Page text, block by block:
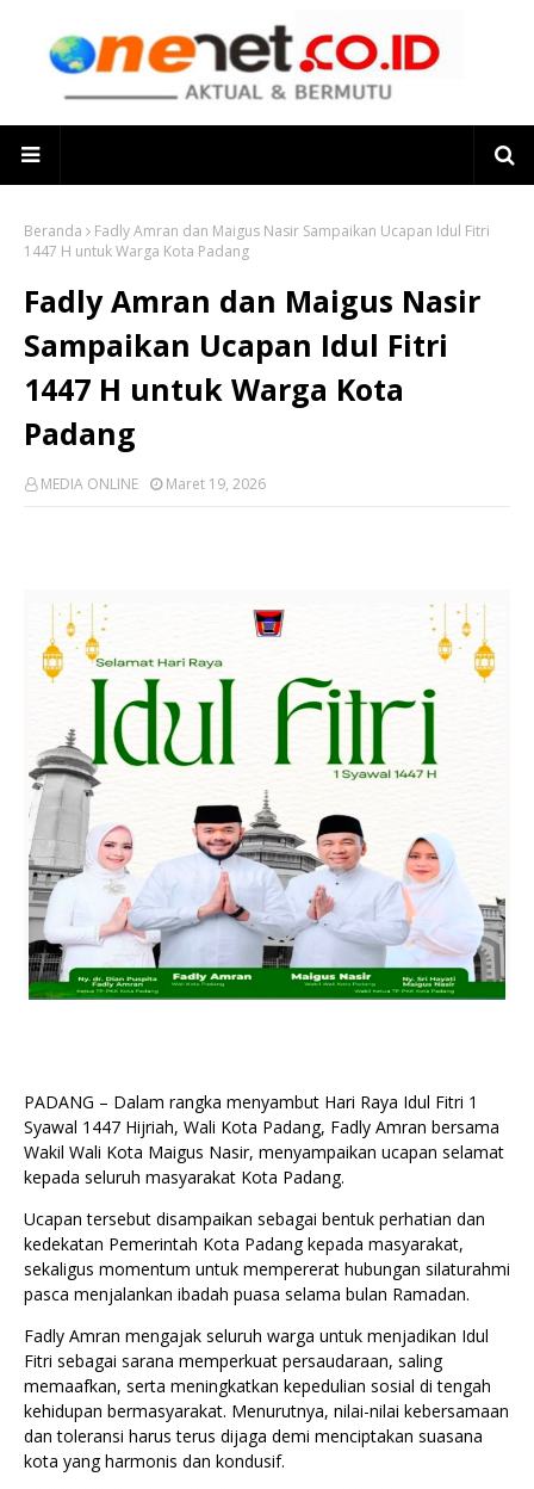
Beranda
Fadly Amran dan Maigus Nasir Sampaikan Ucapan Idul Fitri
1447 H untuk Warga Kota Padang
Fadly Amran dan Maigus Nasir
Sampaikan Ucapan Idul Fitri
1447 H untuk Warga Kota
Padang
MEDIA ONLINE Maret 19, 2026
PADANG – Dalam rangka menyambut Hari Raya Idul Fitri 1
Syawal 1447 Hijriah, Wali Kota Padang, Fadly Amran bersama
Wakil Wali Kota Maigus Nasir, menyampaikan ucapan selamat
kepada seluruh masyarakat Kota Padang.
Ucapan tersebut disampaikan sebagai bentuk perhatian dan
kedekatan Pemerintah Kota Padang kepada masyarakat,
sekaligus momentum untuk mempererat hubungan silaturahmi
pasca menjalankan ibadah puasa selama bulan Ramadan.
Fadly Amran mengajak seluruh warga untuk menjadikan Idul
Fitri sebagai sarana memperkuat persaudaraan, saling
memaafkan, serta meningkatkan kepedulian sosial di tengah
kehidupan bermasyarakat. Menurutnya, nilai-nilai kebersamaan
dan toleransi harus terus dijaga demi menciptakan suasana
kota yang harmonis dan kondusif.